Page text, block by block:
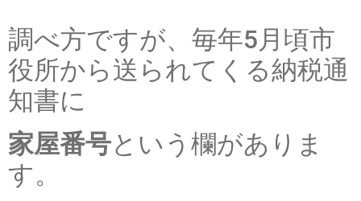
調べ方ですが、毎年5月頃市
役所から送られてくる納税通
知書に
家屋番号という欄がありま
す。